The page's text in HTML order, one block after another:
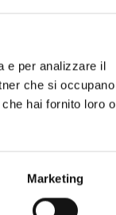
e per analizzare il
che si occupano
hai fornito loro o
Marketing